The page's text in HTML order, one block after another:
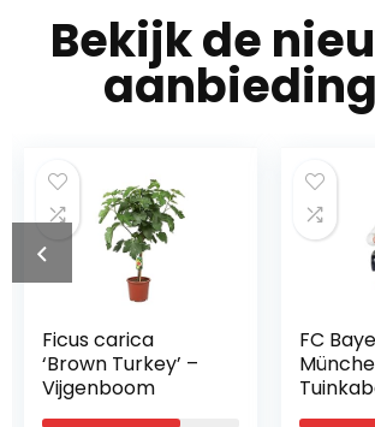
Bekijk de
Ficus carica
‘Brown Turkey’ –
Vijgenboom
FC